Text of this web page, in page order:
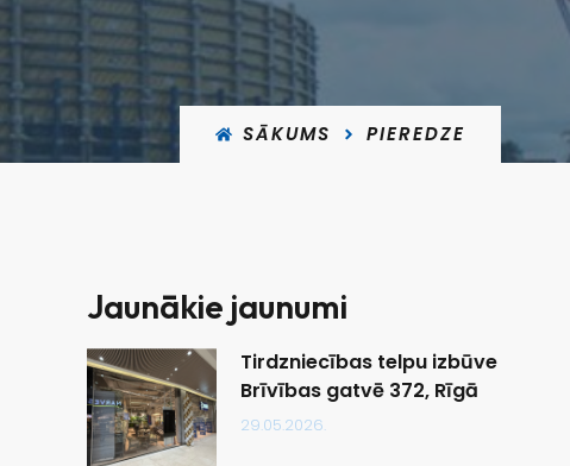
SĀKUMS PIEREDZE
Jaunākie jaunumi
Tirdzniecības telpu izbūve
Brīvības gatvē 372, Rīgā
29.05.2026.